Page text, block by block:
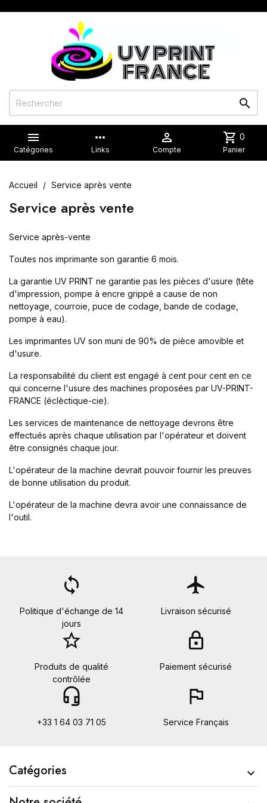


Catégories
more_horiz
Links

Compte
shopping_cart 0
Panier
Accueil Service après vente
Service après vente
Service après-vente
Toutes nos imprimante son garantie 6 mois.
La garantie UV PRINT ne garantie pas les pièces d'usure (tête
d'impression, pompe à encre grippé a cause de non
nettoyage, courroie, puce de codage, bande de codage,
pompe à eau).
Les imprimantes UV son muni de 90% de pièce amovible et
d'usure.
La responsabilité du client est engagé à cent pour cent en ce
qui concerne l'usure des machines proposées par UV-PRINT-
FRANCE (éclèctique-cie).
Les services de maintenance de nettoyage devrons être
effectués après chaque utilisation par l'opérateur et doivent
être consignés chaque jour.
L'opérateur de la machine devrait pouvoir fournir les preuves
de bonne utilisation du produit.
L'opérateur de la machine devra avoir une connaissance de
l'outil.
loop
Politique d'échange de 14
jours
flight
Livraison sécurisé
star_border
Produits de qualité
contrôlée
lock
Paiement sécurisé
headset_mic
+33 1 64 03 71 05
flag
Service Français
Catégories 